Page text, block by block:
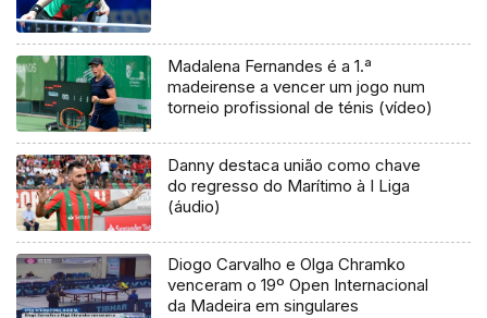
Madalena Fernandes é a 1.ª
madeirense a vencer um jogo num
torneio profissional de ténis (vídeo)
Danny destaca união como chave
do regresso do Marítimo à I Liga
(áudio)
Diogo Carvalho e Olga Chramko
venceram o 19º Open Internacional
da Madeira em singulares